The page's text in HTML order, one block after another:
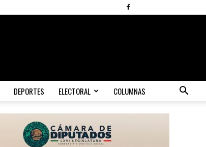
DEPORTES ELECTORAL COLUMNAS